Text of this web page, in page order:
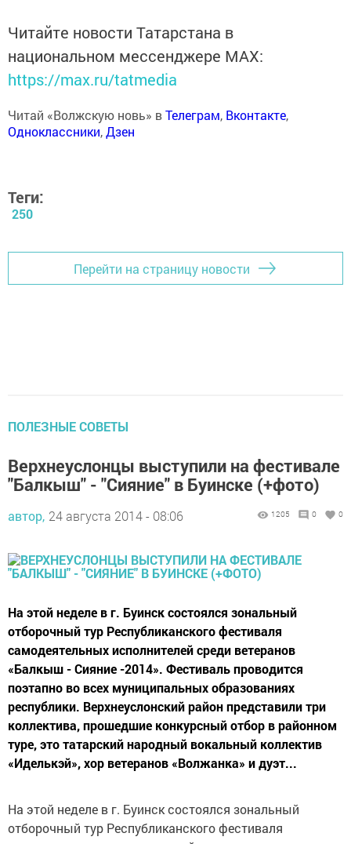
Читайте новости Татарстана в
национальном мессенджере MАХ:
https://max.ru/tatmedia
Читай «Волжскую новь» вТелеграм, Вконтакте,
Одноклассники,Дзен
Теги:
250
Перейти на страницу новости
ПОЛЕЗНЫЕ СОВЕТЫ
Верхнеуслонцы выступили на фестивале
"Балкыш" - "Сияние" в Буинске (+фото)
автор, 24 августа 2014 - 08:06 1205 0 0
На этой неделе в г. Буинск состоялся зональный
отборочный тур Республиканского фестиваля
самодеятельных исполнителей среди ветеранов
«Балкыш - Сияние -2014». Фестиваль проводится
поэтапно во всех муниципальных образованиях
республики. Верхнеуслонский район представили три
коллектива, прошедшие конкурсный отбор в районном
туре, это татарский народный вокальный коллектив
«Иделькэй», хор ветеранов «Волжанка» и дуэт...
На этой неделе в г. Буинск состоялся зональный
отборочный тур Республиканского фестиваля